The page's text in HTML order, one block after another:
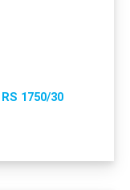
RS 1750/30